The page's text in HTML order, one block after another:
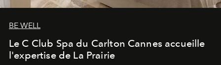
BE WELL
Le C Club Spa du Carlton Cannes accueille
l'expertise de La Prairie